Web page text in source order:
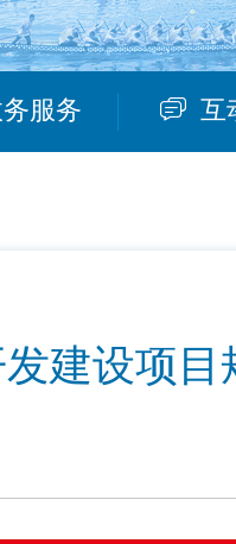
服务 互
建设项目